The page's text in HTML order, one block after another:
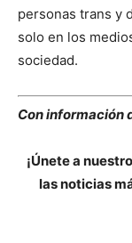
personas trans y
solo en los
sociedad.
Con información
¡Únete a
las noticias